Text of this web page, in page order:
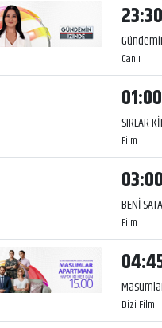
23:30
Canlı
01:00
SIRLAR
Film
03:00
BENİ
Film
Dizi Film